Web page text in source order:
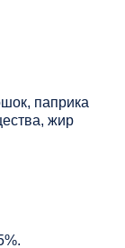
паприка
жир